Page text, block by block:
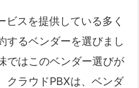
ビスを提供している多く
するベンダーを選びまし
ではこのベンダー選びが
クラウドPBXは、ベンダ